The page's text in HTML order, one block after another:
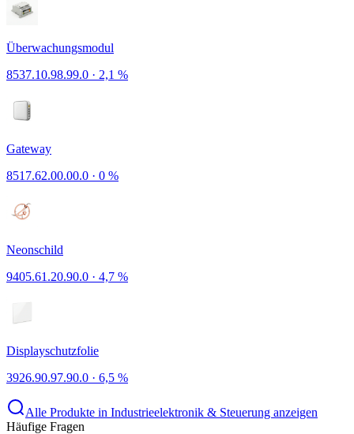
Überwachungsmodul
8537.10.98.99.0 · 2,1 %
Gateway
8517.62.00.00.0 · 0 %
Neonschild
9405.61.20.90.0 · 4,7 %
Displayschutzfolie
3926.90.97.90.0 · 6,5 %
Alle Produkte in Industrieelektronik & Steuerung anzeigen
Häufige Fragen